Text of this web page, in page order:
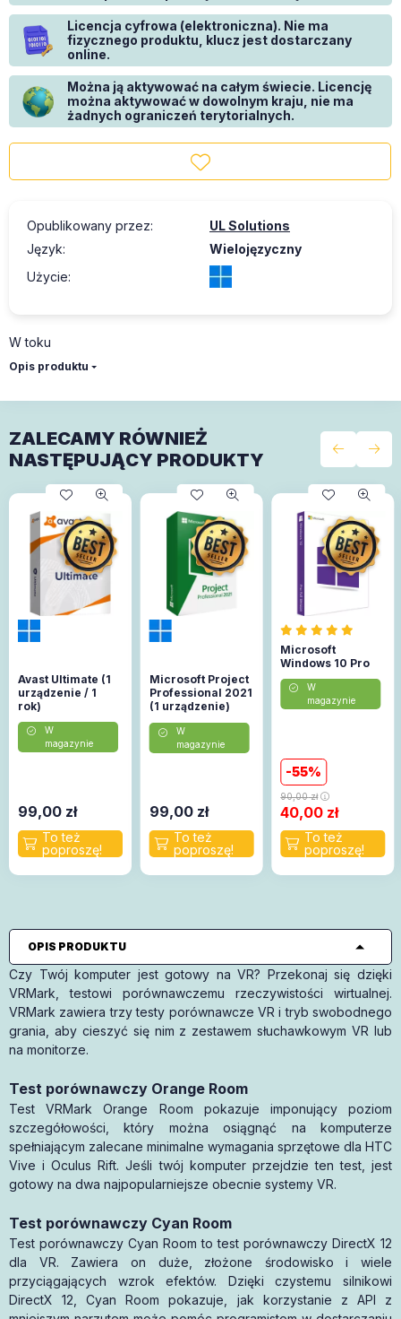
Licencja cyfrowa (elektroniczna). Nie ma
fizycznego produktu, klucz jest dostarczany
online.
Można ją aktywować na całym świecie. Licencję
można aktywować w dowolnym kraju, nie ma
żadnych ograniczeń terytorialnych.
Opublikowany przez:
UL Solutions
Język:
Wielojęzyczny
Użycie:
W toku
Opis produktu
ZALECAMY RÓWNIEŻ
NASTĘPUJĄCY PRODUKTY
Avast Ultimate (1
urządzenie / 1
rok)
W
magazynie
99,00 zł
Microsoft Project
Professional 2021
(1 urządzenie)
online)
W
magazynie
99,00zł
Microsoft
Windows 10 Pro
W
magazynie
55
90,00zł
40,00 zł
OPIS PRODUKTU
Czy Twój komputer jest gotowy na VR? Przekonaj się dzięki
VRMark, testowi porównawczemu rzeczywistości wirtualnej.
VRMark zawiera trzy testy porównawcze VR i tryb swobodnego
grania, aby cieszyć się nim z zestawem słuchawkowym VR lub
na monitorze.
Test porównawczy Orange Room
Test VRMark Orange Room pokazuje imponujący poziom
szczegółowości, który można osiągnąć na komputerze
spełniającym zalecane minimalne wymagania sprzętowe dla HTC
Vive i Oculus Rift. Jeśli twój komputer przejdzie ten test, jest
gotowy na dwa najpopularniejsze obecnie systemy VR.
Test porównawczy Cyan Room
Test porównawczy Cyan Room to test porównawczy DirectX 12
dla VR. Zawiera on duże, złożone środowisko i wiele
przyciągających wzrok efektów. Dzięki czystemu silnikowi
DirectX 12, Cyan Room pokazuje, jak korzystanie z API z